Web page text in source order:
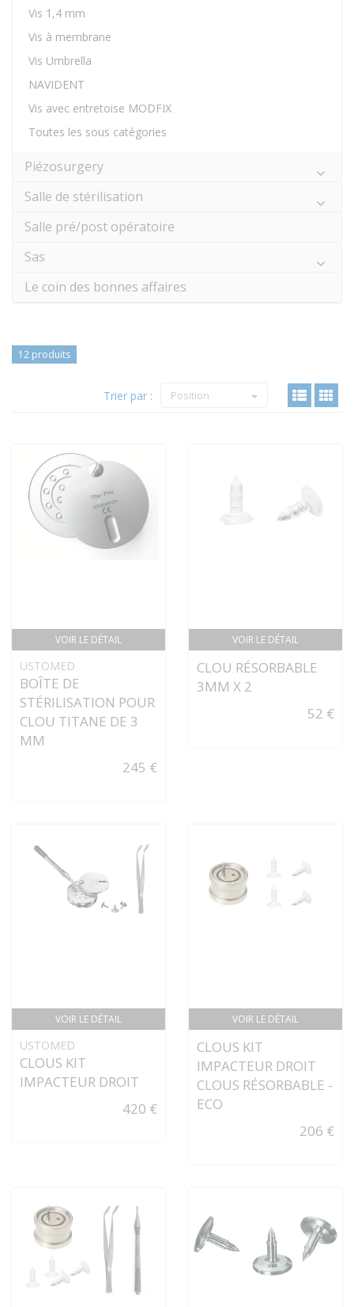
Vis 1,4 mm
Vis à membrane
Vis Umbrella
NAVIDENT
Vis avec entretoise MODFIX
Toutes les sous catégories
Piézosurgery
Salle de stérilisation
Salle pré/post opératoire
Sas
Le coin des bonnes affaires
12 produits
Trier par : Position
VOIR LE DÉTAIL
USTOMED
BOÎTE DE
STÉRILISATION POUR
CLOU TITANE DE 3
MM
245 €
VOIR LE DÉTAIL
CLOU RÉSORBABLE
3MM X 2
52 €
VOIR LE DÉTAIL
USTOMED
CLOUS KIT
IMPACTEUR DROIT
420 €
VOIR LE DÉTAIL
CLOUS KIT
IMPACTEUR DROIT
CLOUS RÉSORBABLE -
ECO
206 €